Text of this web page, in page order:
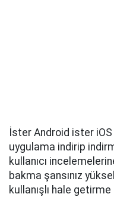
İster Android ister iOS
uygulama indirip
kullanıcı
bakma şansınız
kullanışlı hale